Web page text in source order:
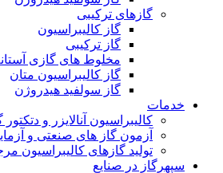
گازهای ترکیبی
گاز کالیبراسیون
گاز ترکیبی
مخلوط های گازی
گاز کالیبراسیون متان
گاز سولفید هیدروژن
خدمات
کالیبراسیون آنالایزر و
آزمون گاز های صنعتی و
تولید گازهای کالیبراسیون
سپهرگاز در صنایع